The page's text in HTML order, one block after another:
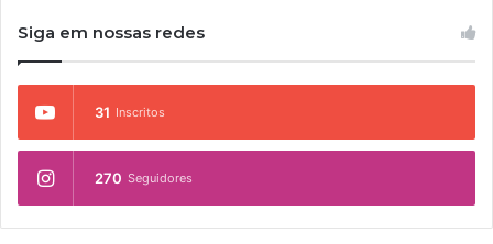
Siga em nossas redes
31 Inscritos
270 Seguidores